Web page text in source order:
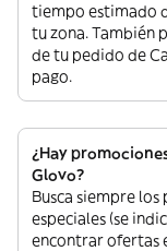
tiempo estimado
tu zona. También
de tu pedido de
pago.
¿Hay
Glovo?
Busca siempre
especiales (se
encontrar ofertas